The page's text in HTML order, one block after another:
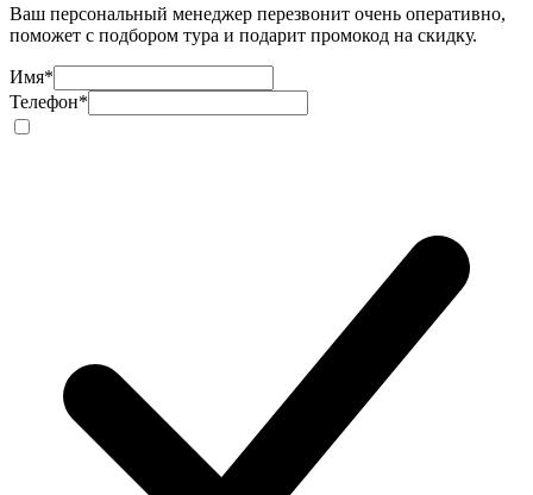
Ваш персональный менеджер перезвонит очень оперативно,
поможет с подбором тура и подарит промокод на скидку.
Имя*
Телефон*